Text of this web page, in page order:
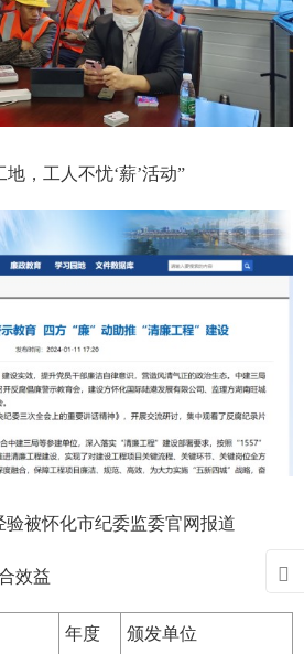
地，工人不忧‘薪’活动”
验被怀化市纪委监委官网报道
效益
年度 颁发单位
